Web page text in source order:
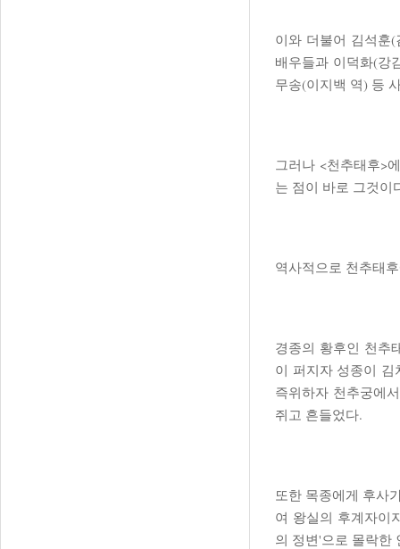
이와 더불어 김석훈
배우들과 이덕화(강
무송(이지백 역) 등
그러나 <천추태후>
는 점이 바로 그것이
역사적으로 천추태
경종의 황후인 천추
이 퍼지자 성종이
즉위하자 천추궁에
쥐고 흔들었다.
또한 목종에게 후사
여 왕실의 후계자이
의 정변'으로 몰락한